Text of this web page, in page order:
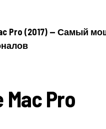
Pro (2017) — Самый
Pro